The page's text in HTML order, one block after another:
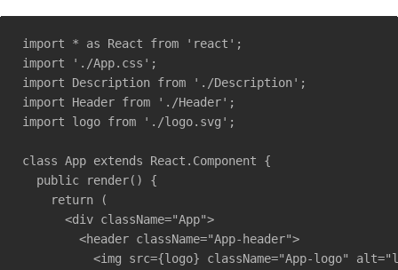
import * as React from 'react';
import './App.css';
import Description from './Description';
import Header from './Header';
import logo from './logo.svg';
class App extends React.Component {
  public render() {
    return (
      <div className="App">
        <header className="App-header">
<img src={logo} className="App-logo"